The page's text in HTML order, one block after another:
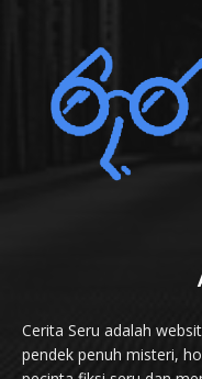
Cerita Seru adalah
pendek penuh misteri,